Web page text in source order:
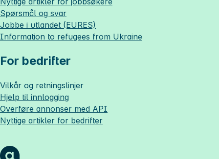
Spørsmål og svar
Jobbe i utlandet (EURES)
Information to refugees from Ukraine
For bedrifter
Vilkår og retningslinjer
Hjelp til innlogging
Overføre annonser med API
Nyttige artikler for bedrifter